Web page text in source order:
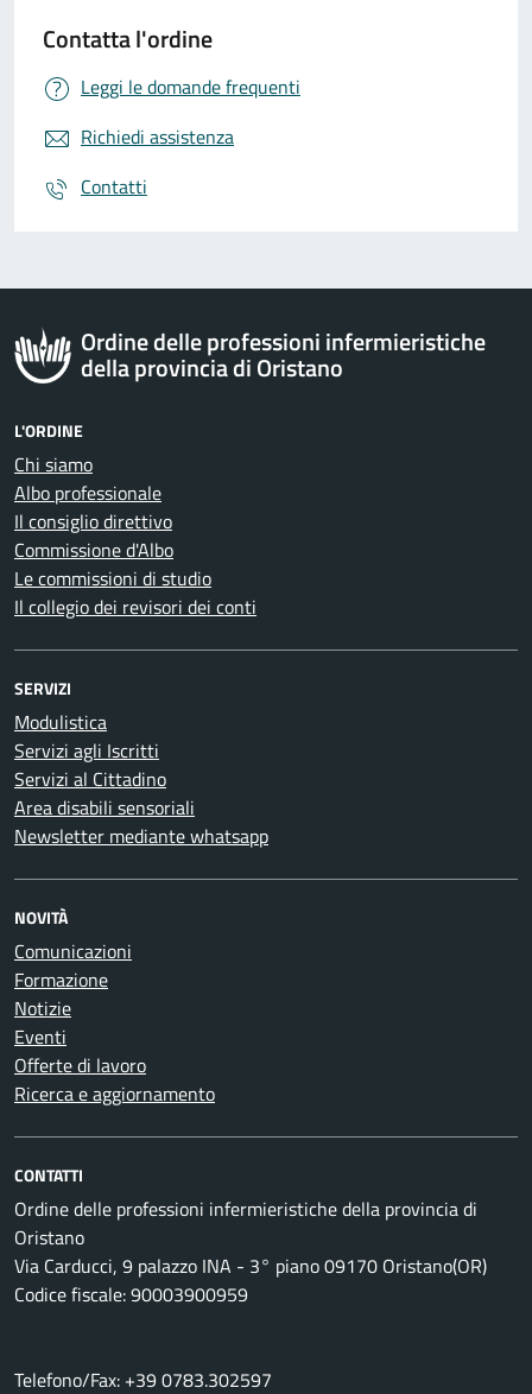
Contatta l'ordine
Leggi le domande frequenti
Richiedi assistenza
Contatti
Ordine delle professioni infermieristiche
della provincia di Oristano
L'ORDINE
Chi siamo
Albo professionale
Il consiglio direttivo
Commissione d'Albo
Le commissioni di studio
Il collegio dei revisori dei conti
SERVIZI
Modulistica
Servizi agli Iscritti
Servizi al Cittadino
Area disabili sensoriali
Newsletter mediante whatsapp
NOVITÀ
Comunicazioni
Formazione
Notizie
Eventi
Offerte di lavoro
Ricerca e aggiornamento
CONTATTI
Ordine delle professioni infermieristiche della provincia di
Oristano
Via Carducci, 9 palazzo INA - 3° piano 09170 Oristano(OR)
Codice fiscale: 90003900959
Telefono/Fax: +39 0783.302597